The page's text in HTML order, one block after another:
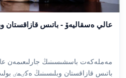
عالي ەسقاليەۆ - باتىس قازاقستان
مەملەكەت باسشىسىنىڭ جارلىعىمەن
باتىس قازاقستان وبلىسىنىڭ ەكٸمٸ